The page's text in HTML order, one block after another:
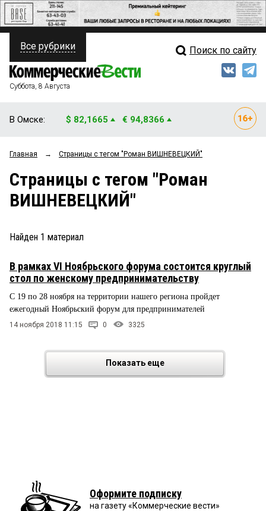
ПОЛИТИКА
ФИНАНСЫ
ОБЩЕСТВО
ЗАКОН
НОВОСТИ КОМПАНИЙ
ПРОИСШЕСТВИЯ
СТИЛЬ ЖИЗНИ
Свежий выпуск
Мнения
Рейтинги
Все рубрики Поиск по сайту
Суббота, 8 Августа
В Омске: $ 82,1665 € 94,8366
Главная → Страницы c тегом "Роман ВИШНЕВЕЦКИЙ"
Страницы c тегом "Роман
ВИШНЕВЕЦКИЙ"
Найден 1 материал
В рамках VI Ноябрьского форума состоится круглый
стол по женскому предпринимательству
С 19 по 28 ноября на территории нашего региона пройдет
ежегодный Ноябрьский форум для предпринимателей
14 ноября 2018 11:15 0 3325
Показать еще
Оформите подписку
на газету «Коммерческие вести»